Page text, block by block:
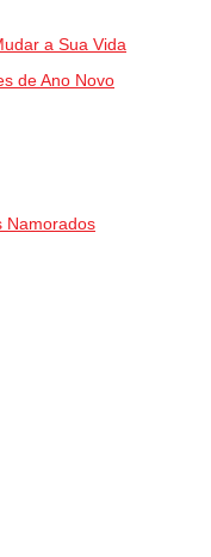
a Sua Vida
de Ano Novo
Namorados